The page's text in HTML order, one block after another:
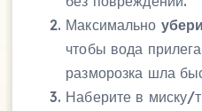
Максимально
чтобы вода
разморозка шла
Наберите в миску/